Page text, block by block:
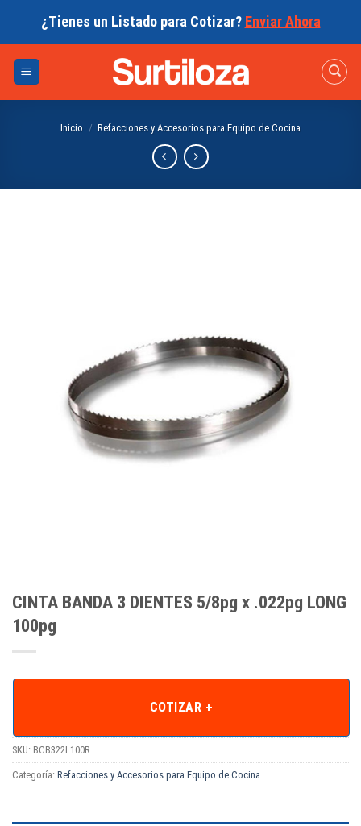
¿Tienes un Listado para Cotizar? Enviar Ahora
Inicio / Refacciones y Accesorios para Equipo de Cocina
CINTA BANDA 3 DIENTES 5/8pg x .022pg LONG
100pg
COTIZAR +
SKU: BCB322L100R
Categoría: Refacciones y Accesorios para Equipo de Cocina